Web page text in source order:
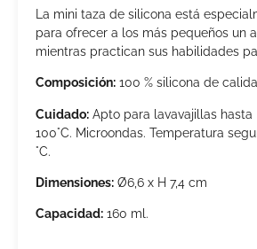
La mini taza de silicona está
para ofrecer a los más pequeños un
mientras practican sus habilidades
Composición: 100 % silicona de
Cuidado: Apto para lavavajillas hasta
100°C. Microondas. Temperatura
°C.
Dimensiones: Ø6,6 x H 7,4 cm
Capacidad: 160 ml.